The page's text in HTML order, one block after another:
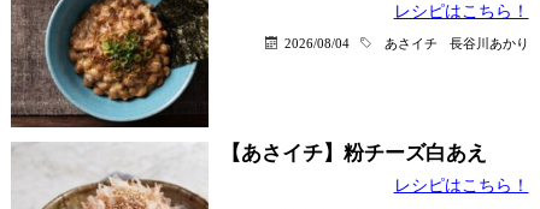
レシピはこちら！
2026/08/04 あさイチ 長谷川あかり
【あさイチ】粉チーズ白あえ
レシピはこちら！